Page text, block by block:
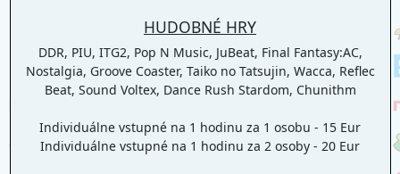
HUDOBNÉ HRY
DDR, PIU, ITG2, Pop N Music, JuBeat, Final Fantasy:AC,
Nostalgia, Groove Coaster, Taiko no Tatsujin, Wacca, Reflec
Beat, Sound Voltex, Dance Rush Stardom, Chunithm
Individuálne vstupné na 1 hodinu za 1 osobu - 15 Eur
Individuálne vstupné na 1 hodinu za 2 osoby - 20 Eur